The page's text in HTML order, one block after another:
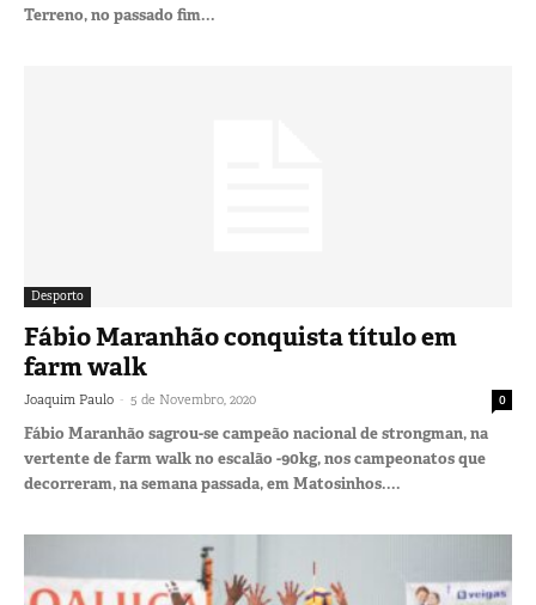
Terreno, no passado fim...
Desporto
Fábio Maranhão conquista título em
farm walk
Joaquim Paulo - 5 de Novembro, 2020 0
Fábio Maranhão sagrou-se campeão nacional de strongman, na
vertente de farm walk no escalão -90kg, nos campeonatos que
decorreram, na semana passada, em Matosinhos....